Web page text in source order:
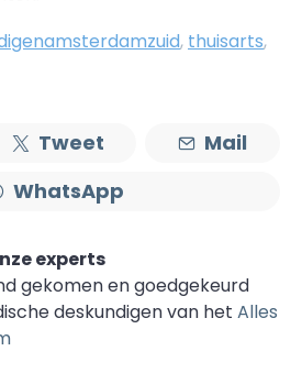
, thuisarts,
Tweet
Mail
WhatsApp
experts
gekomen en goedgekeurd
deskundigen van het Alles